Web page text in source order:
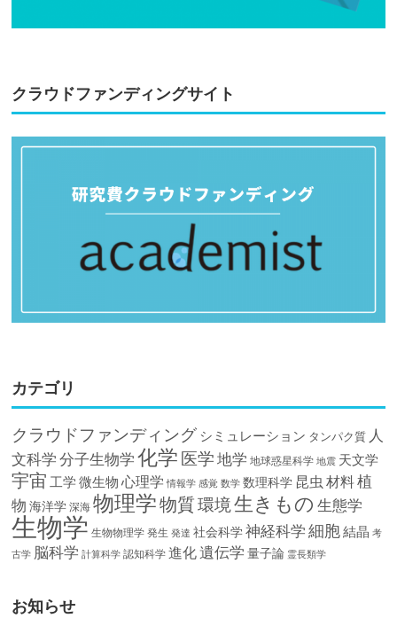
クラウドファンディングサイト
カテゴリ
クラウドファンディングシミュレーション タンパク質 人
文科学分子生物学化学医学地学 地球惑星科学 地震 天文学
宇宙 工学 微生物 心理学 情報学 感覚 数学 数理科学 昆虫 材料植
物 海洋学 深海 物理学物質環境生きもの 生態学
生物学 生物物理学 発生 発達 社会科学神経科学細胞結晶 考
古学 脳科学 計算科学 認知科学 進化遺伝学 量子論 霊長類学
お知らせ